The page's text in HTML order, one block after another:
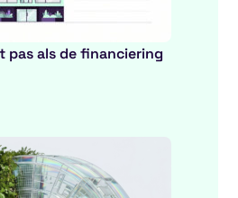
pas als de financiering